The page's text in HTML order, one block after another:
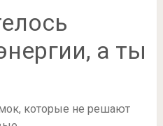
а ты